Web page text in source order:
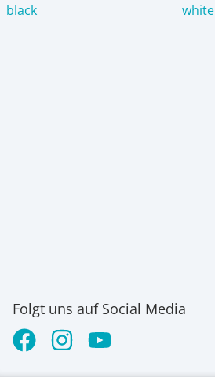
black white
Folgt uns auf Social Media